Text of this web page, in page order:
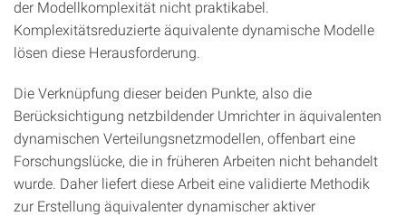
der Modellkomplexität nicht praktikabel.
Komplexitätsreduzierte äquivalente dynamische Modelle
lösen diese Herausforderung.
Die Verknüpfung dieser beiden Punkte, also die
Berücksichtigung netzbildender Umrichter in äquivalenten
dynamischen Verteilungsnetzmodellen, offenbart eine
Forschungslücke, die in früheren Arbeiten nicht behandelt
wurde. Daher liefert diese Arbeit eine validierte Methodik
zur Erstellung äquivalenter dynamischer aktiver